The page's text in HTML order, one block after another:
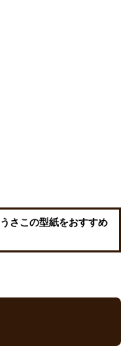
さこの型紙をおすすめ